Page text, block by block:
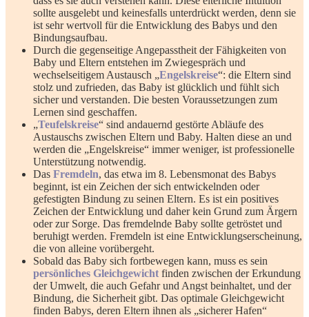
sollte ausgelebt und keinesfalls unterdrückt werden, denn sie
ist sehr wertvoll für die Entwicklung des Babys und den
Bindungsaufbau.
Durch die gegenseitige Angepasstheit der Fähigkeiten von
Baby und Eltern entstehen im Zwiegespräch und
wechselseitigem Austausch „Engelskreise“: die Eltern sind
stolz und zufrieden, das Baby ist glücklich und fühlt sich
sicher und verstanden. Die besten Voraussetzungen zum
Lernen sind geschaffen.
„Teufelskreise“ sind andauernd gestörte Abläufe des
Austauschs zwischen Eltern und Baby. Halten diese an und
werden die „Engelskreise“ immer weniger, ist professionelle
Unterstützung notwendig.
Das Fremdeln, das etwa im 8. Lebensmonat des Babys
beginnt, ist ein Zeichen der sich entwickelnden oder
gefestigten Bindung zu seinen Eltern. Es ist ein positives
Zeichen der Entwicklung und daher kein Grund zum Ärgern
oder zur Sorge. Das fremdelnde Baby sollte getröstet und
beruhigt werden. Fremdeln ist eine Entwicklungserscheinung,
die von alleine vorübergeht.
Sobald das Baby sich fortbewegen kann, muss es sein
persönliches Gleichgewicht finden zwischen der Erkundung
der Umwelt, die auch Gefahr und Angst beinhaltet, und der
Bindung, die Sicherheit gibt. Das optimale Gleichgewicht
finden Babys, deren Eltern ihnen als „sicherer Hafen“